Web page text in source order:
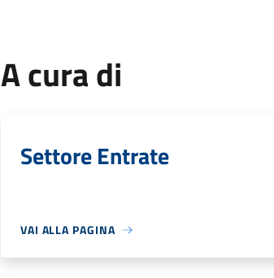
A cura di
Settore Entrate
VAI ALLA PAGINA